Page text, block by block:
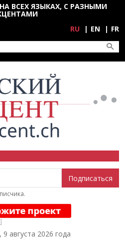
ВСЕХ ЯЗЫКАХ, С РАЗНЫМИ
RU EN FR
9 августа 2026 года